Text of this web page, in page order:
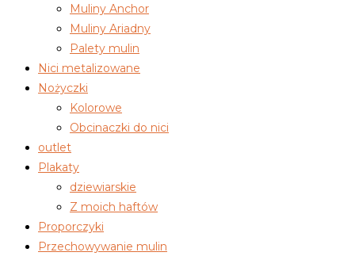
Muliny Anchor
Muliny Ariadny
Palety mulin
Nici metalizowane
Nożyczki
Kolorowe
Obcinaczki do nici
outlet
Plakaty
dziewiarskie
Z moich haftów
Proporczyki
Przechowywanie mulin